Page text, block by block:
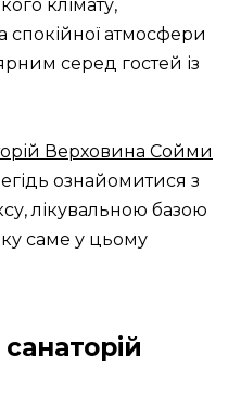
клімату,
спокійної атмосфери
серед гостей із
Верховина Сойми
ознайомитися з
лікувальною базою
саме у цьому